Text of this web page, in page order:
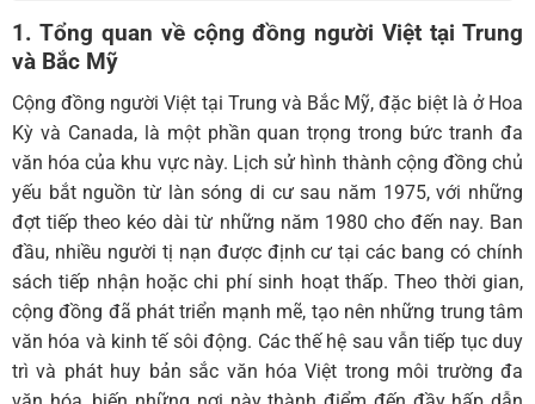
1. Tổng quan về cộng đồng người Việt tại Trung
và Bắc Mỹ
Cộng đồng người Việt tại Trung và Bắc Mỹ, đặc biệt là ở Hoa
Kỳ và Canada, là một phần quan trọng trong bức tranh đa
văn hóa của khu vực này. Lịch sử hình thành cộng đồng chủ
yếu bắt nguồn từ làn sóng di cư sau năm 1975, với những
đợt tiếp theo kéo dài từ những năm 1980 cho đến nay. Ban
đầu, nhiều người tị nạn được định cư tại các bang có chính
sách tiếp nhận hoặc chi phí sinh hoạt thấp. Theo thời gian,
cộng đồng đã phát triển mạnh mẽ, tạo nên những trung tâm
văn hóa và kinh tế sôi động. Các thế hệ sau vẫn tiếp tục duy
trì và phát huy bản sắc văn hóa Việt trong môi trường đa